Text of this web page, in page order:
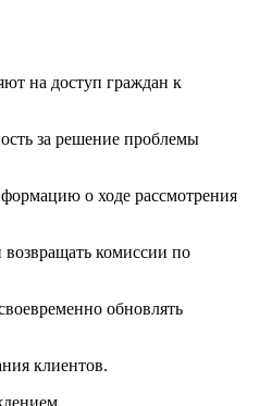
на доступ граждан к
за решение проблемы
о ходе рассмотрения
комиссии по
обновлять
клиентов.